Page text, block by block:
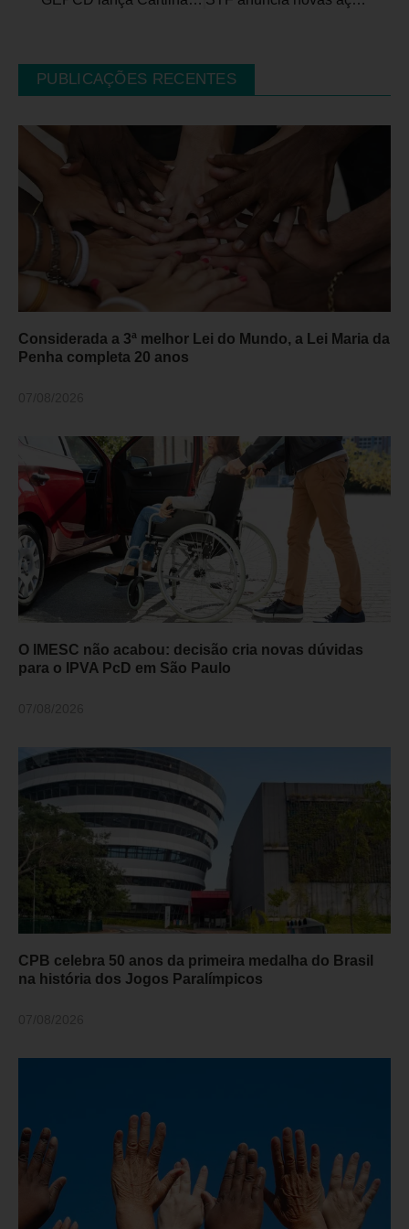
PUBLICAÇÕES RECENTES
Considerada a 3ª melhor Lei do Mundo, a Lei Maria da
Penha completa 20 anos
O IMESC não acabou: decisão cria novas dúvidas
para o IPVA PcD em São Paulo
CPB celebra 50 anos da primeira medalha do Brasil
na história dos Jogos Paralímpicos